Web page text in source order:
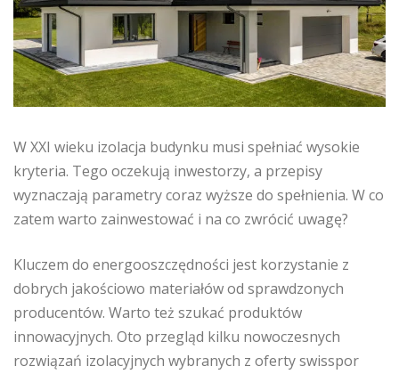
W XXI wieku izolacja budynku musi spełniać wysokie
kryteria. Tego oczekują inwestorzy, a przepisy
wyznaczają parametry coraz wyższe do spełnienia. W co
zatem warto zainwestować i na co zwrócić uwagę?
Kluczem do energooszczędności jest korzystanie z
dobrych jakościowo materiałów od sprawdzonych
producentów. Warto też szukać produktów
innowacyjnych. Oto przegląd kilku nowoczesnych
rozwiązań izolacyjnych wybranych z oferty swisspor